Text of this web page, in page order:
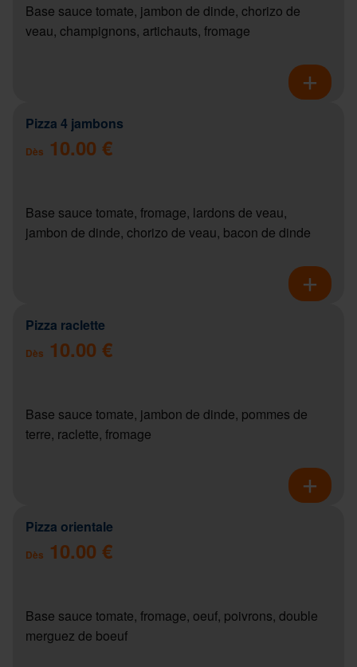
Base sauce tomate, jambon de dinde, chorizo de
veau, champignons, artichauts, fromage
Pizza 4 jambons
Dès 10.00 €
Base sauce tomate, fromage, lardons de veau,
jambon de dinde, chorizo de veau, bacon de dinde
Pizza raclette
Dès 10.00 €
Base sauce tomate, jambon de dinde, pommes de
terre, raclette, fromage
Pizza orientale
Dès 10.00 €
Base sauce tomate, fromage, oeuf, poivrons, double
merguez de boeuf